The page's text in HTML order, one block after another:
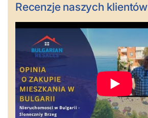
Recenzje naszych klientów